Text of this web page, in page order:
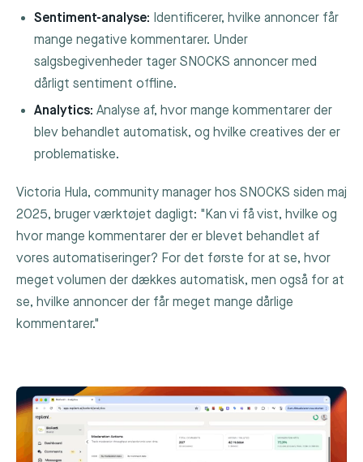
Sentiment-analyse: Identificerer, hvilke annoncer får
mange negative kommentarer. Under
salgsbegivenheder tager SNOCKS annoncer med
dårligt sentiment offline.
Analytics: Analyse af, hvor mange kommentarer der
blev behandlet automatisk, og hvilke creatives der er
problematiske.
Victoria Hula, community manager hos SNOCKS siden maj
2025, bruger værktøjet dagligt: "Kan vi få vist, hvilke og
hvor mange kommentarer der er blevet behandlet af
vores automatiseringer? For det første for at se, hvor
meget volumen der dækkes automatisk, men også for at
se, hvilke annoncer der får meget mange dårlige
kommentarer."